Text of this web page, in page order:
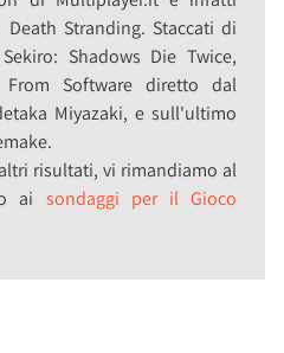
Stranding. Staccati di
Shadows Die Twice,
Software diretto dal
Miyazaki, e sull'ultimo
risultati, vi rimandiamo al
ai sondaggi per il Gioco